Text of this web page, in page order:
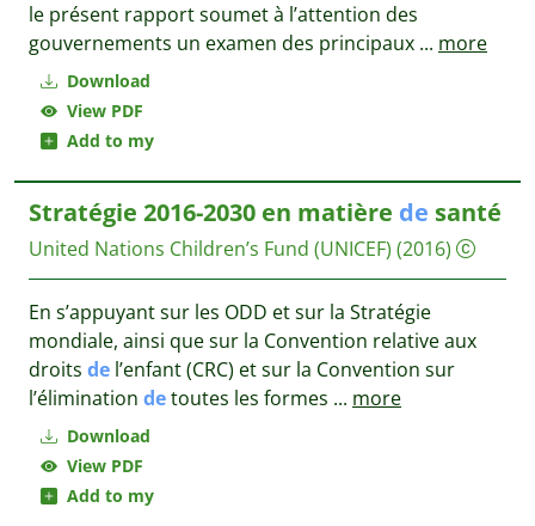
Download
View PDF
Add to my
le présent rapport soumet à l’attention des
gouvernements un examen des principaux ... more
Download
View PDF
Add to my
Stratégie 2016-2030 en matière de santé
United Nations Children’s Fund (UNICEF) (2016)
En s’appuyant sur les ODD et sur la Stratégie
mondiale, ainsi que sur la Convention relative aux
droits de l’enfant (CRC) et sur la Convention sur
l’élimination detoutes les formes ... more